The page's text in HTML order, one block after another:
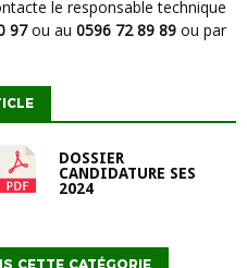
le responsable technique
97ou au 0596 72 89 89 ou par
DOSSIER
CANDIDATURE SES
2024
CETTE CATÉGORIE